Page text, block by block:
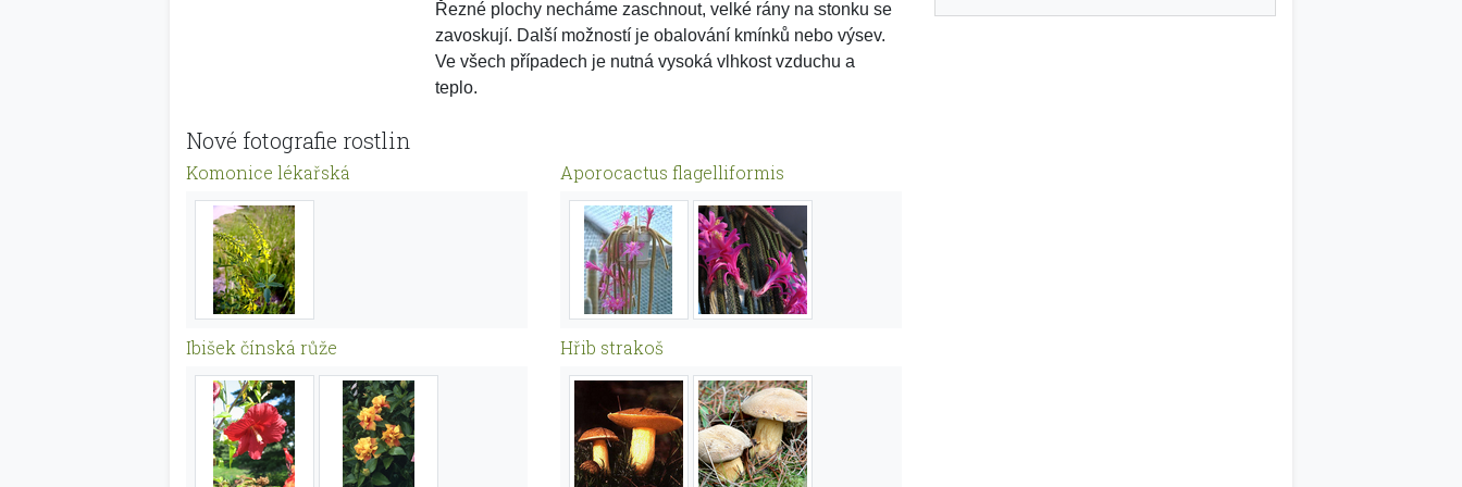
Řezné plochy necháme zaschnout, velké rány na stonku se
zavoskují. Další možností je obalování kmínků nebo výsev.
Ve všech případech je nutná vysoká vlhkost vzduchu a
teplo.
Nové fotografie rostlin
Komonice lékařská Aporocactus flagelliformis
Ibišek čínská růže Hřib strakoš